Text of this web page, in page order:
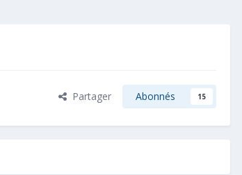
Partager Abonnés 15